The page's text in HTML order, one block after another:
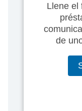
Llene el
de